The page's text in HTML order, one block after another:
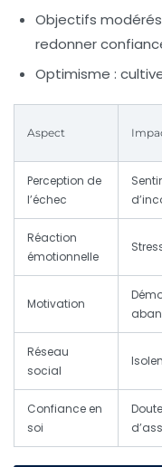
Objectifs modérés
redonner
Optimisme :
Aspect
Perception de
l’échec
Réaction
émotionnelle
Motivation
Réseau
social
Confiance en
soi